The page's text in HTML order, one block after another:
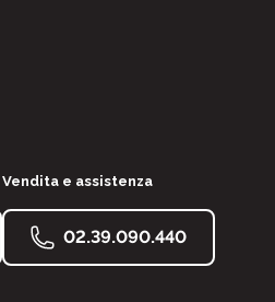
Vendita e assistenza
02.39.090.440